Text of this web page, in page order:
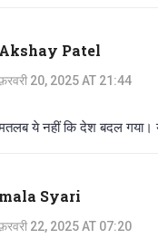
Akshay Patel
20, 2025 AT 21:44
ये नहीं कि देश बदल गया।
mala Syari
22, 2025 AT 07:20